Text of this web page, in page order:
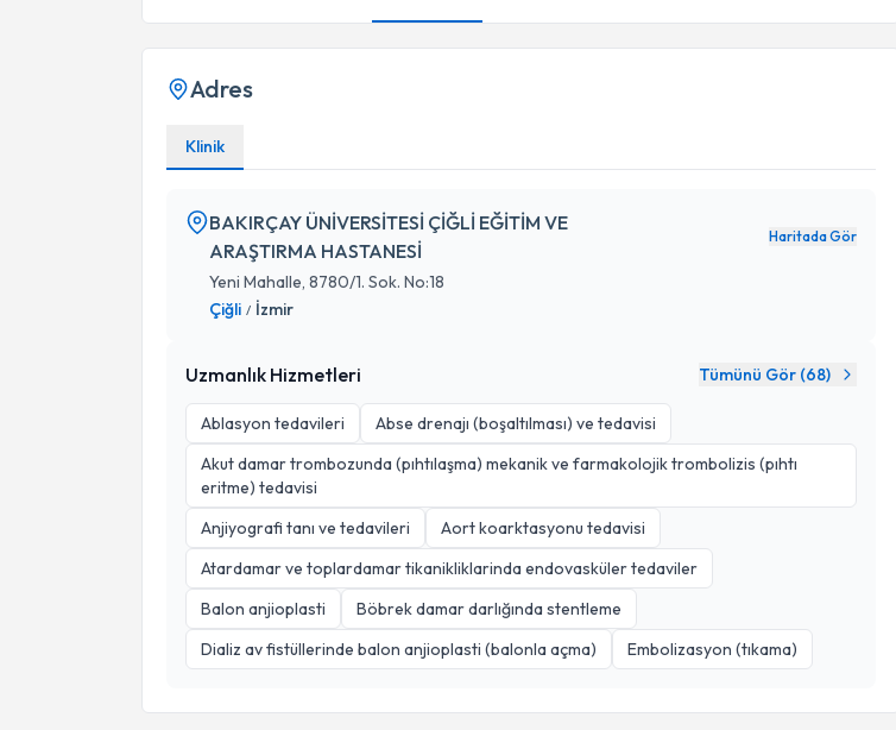
Adres
Klinik
BAKIRÇAY ÜNİVERSİTESİ ÇİĞLİ EĞİTİM VE
ARAŞTIRMA HASTANESİ
Haritada Gör
Yeni Mahalle, 8780/1. Sok. No:18
Çiğli / İzmir
Uzmanlık Hizmetleri Tümünü Gör (68)
Ablasyon tedavileri
Abse drenajı (boşaltılması) ve tedavisi
Akut damar trombozunda (pıhtılaşma) mekanik ve farmakolojik trombolizis (pıhtı
eritme) tedavisi
Anjiyografi tanı ve tedavileri
Aort koarktasyonu tedavisi
Atardamar ve toplardamar tikanikliklarinda endovasküler tedaviler
Balon anjioplasti
Böbrek damar darlığında stentleme
Dializ av fistüllerinde balon anjioplasti (balonla açma)
Embolizasyon (tıkama)